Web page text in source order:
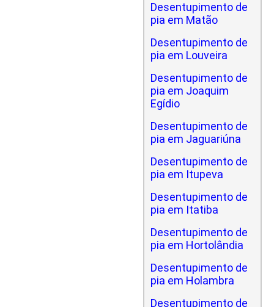
Desentupimento de
pia em Matão
Desentupimento de
pia em Louveira
Desentupimento de
pia em Joaquim
Egídio
Desentupimento de
pia em Jaguariúna
Desentupimento de
pia em Itupeva
Desentupimento de
pia em Itatiba
Desentupimento de
pia em Hortolândia
Desentupimento de
pia em Holambra
Desentupimento de